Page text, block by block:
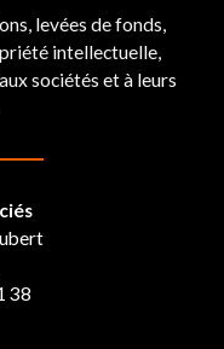
levées de fonds,
intellectuelle,
sociétés et à leurs
38